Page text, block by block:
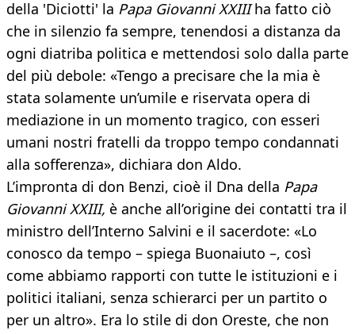
della 'Diciotti' la Papa Giovanni XXIIIha fatto ciò
che in silenzio fa sempre, tenendosi a distanza da
ogni diatriba politica e mettendosi solo dalla parte
del più debole: «Tengo a precisare che la mia è
stata solamente un’umile e riservata opera di
mediazione in un momento tragico, con esseri
umani nostri fratelli da troppo tempo condannati
alla sofferenza», dichiara don Aldo.
L’impronta di don Benzi, cioè il Dna della Papa
Giovanni XXIII, è anche all’origine dei contatti tra il
ministro dell’Interno Salvini e il sacerdote: «Lo
conosco da tempo – spiega Buonaiuto –, così
come abbiamo rapporti con tutte le istituzioni e i
politici italiani, senza schierarci per un partito o
per un altro». Era lo stile di don Oreste, che non